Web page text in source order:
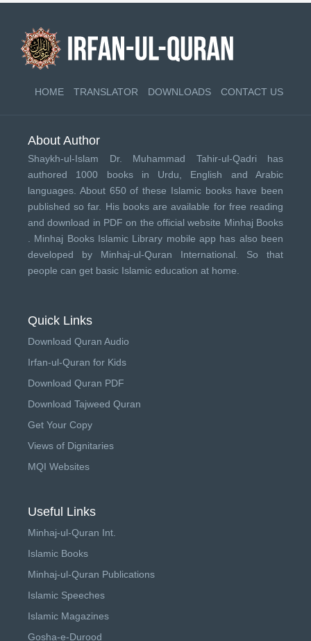
HOME TRANSLATOR DOWNLOADS CONTACT US
About Author
Shaykh-ul-Islam Dr. Muhammad Tahir-ul-Qadri has
authored 1000 books in Urdu, English and Arabic
languages. About 650 of these Islamic books have been
published so far. His books are available for free reading
and download in PDF on the official website Minhaj Books
Minhaj Books Islamic Library mobile app has also been
developed by Minhaj-ul-Quran International . So that
people can get basic Islamic education at home.
Quick Links
Download Quran Audio
Irfan-ul-Quran for Kids
Download Quran PDF
Download Tajweed Quran
Get Your Copy
Views of Dignitaries
MQI Websites
Useful Links
Minhaj-ul-Quran Int.
Islamic Books
Minhaj-ul-Quran Publications
Islamic Speeches
Islamic Magazines
Gosha-e-Durood